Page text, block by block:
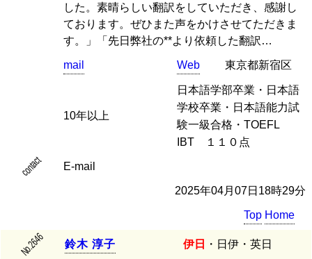
した。素晴らしい翻訳をしていただき、感謝し
ております。ぜひまた声をかけさせてただきま
す。」「先日弊社の**より依頼した翻訳…
mail Web 東京都新宿区
10年以上
日本語学部卒業・日本語
学校卒業・日本語能力試
験一級合格・TOEFL
IBT １１０点
contact E-mail
2025年04月07日18時29分
Top Home
No.2646 鈴木 淳子 伊日 ・日伊・英日